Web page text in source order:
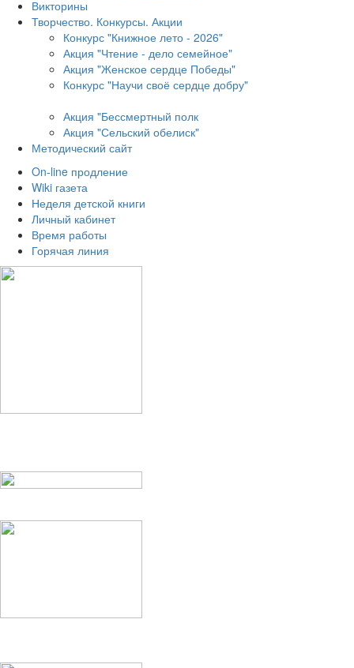
Викторины
Творчество. Конкурсы. Акции
Конкурс "Книжное лето - 2026"
Акция "Чтение - дело семейное"
Акция "Женское сердце Победы"
Конкурс "Научи своё сердце добру"
Акция "Бессмертный полк
Акция "Сельский обелиск"
Методический сайт
On-line продление
Wiki газета
Неделя детской книги
Личный кабинет
Время работы
Горячая линия